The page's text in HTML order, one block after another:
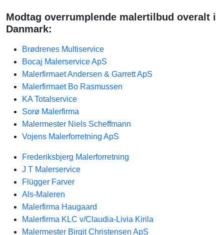
Modtag overrumplende malertilbud overalt i
Danmark:
Brødrenes Multiservice
Bocaj Malerservice ApS
Malerfirmaet Andersen & Garrett ApS
Malerfirmaet Bo Rasmussen
KA Totalservice
Sorø Malerfirma
Malermester Niels Scheffmann
Vojens Malerforretning ApS
Frederiksbjerg Malerforretning
J T Malerservice
Flügger Farver
Als-Maleren
Malerfirma Haugaard
Malerfirma KLC v/Claudia-Livia Kirila
Malermester Birgit Christensen ApS